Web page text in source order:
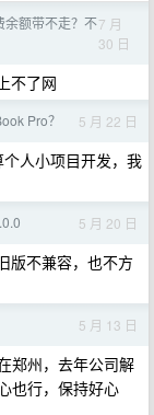
余额带不走？不7 月
30 日
不了网
Pro？ 5 月 22 日
人小项目开发，我
5 月 20 日
版不兼容，也不方
5 月 13 日
郑州，去年公司解
也行，保持好心